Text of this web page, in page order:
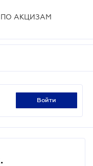
АКЦИЗАМ
войти